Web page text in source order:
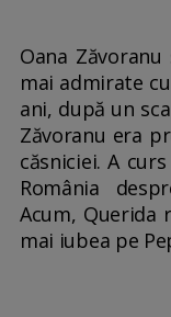
Oana
mai admirate
ani, după un
Zăvoranu era
căsniciei. A
România
Acum, Querida
mai iubea pe